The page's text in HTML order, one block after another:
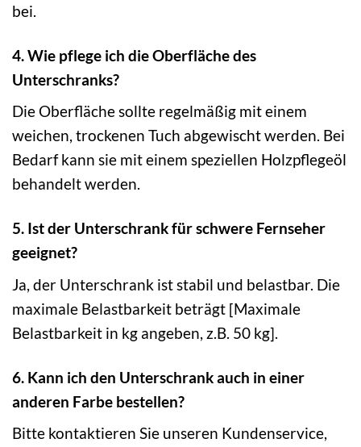
bei.
4. Wie pflege ich die Oberfläche des
Unterschranks?
Die Oberfläche sollte regelmäßig mit einem
weichen, trockenen Tuch abgewischt werden. Bei
Bedarf kann sie mit einem speziellen Holzpflegeöl
behandelt werden.
5. Ist der Unterschrank für schwere Fernseher
geeignet?
Ja, der Unterschrank ist stabil und belastbar. Die
maximale Belastbarkeit beträgt [Maximale
Belastbarkeit in kg angeben, z.B. 50 kg].
6. Kann ich den Unterschrank auch in einer
anderen Farbe bestellen?
Bitte kontaktieren Sie unseren Kundenservice,